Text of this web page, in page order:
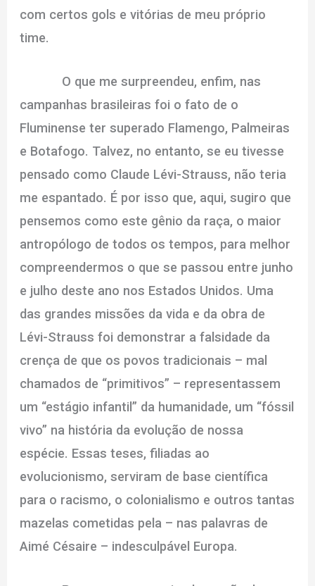
com certos gols e vitórias de meu próprio
time.
O que me surpreendeu, enfim, nas
campanhas brasileiras foi o fato de o
Fluminense ter superado Flamengo, Palmeiras
e Botafogo. Talvez, no entanto, se eu tivesse
pensado como Claude Lévi-Strauss, não teria
me espantado. É por isso que, aqui, sugiro que
pensemos como este gênio da raça, o maior
antropólogo de todos os tempos, para melhor
compreendermos o que se passou entre junho
e julho deste ano nos Estados Unidos. Uma
das grandes missões da vida e da obra de
Lévi-Strauss foi demonstrar a falsidade da
crença de que os povos tradicionais – mal
chamados de “primitivos” – representassem
um “estágio infantil” da humanidade, um “fóssil
vivo” na história da evolução de nossa
espécie. Essas teses, filiadas ao
evolucionismo, serviram de base científica
para o racismo, o colonialismo e outros tantas
mazelas cometidas pela – nas palavras de
Aimé Césaire – indesculpável Europa.